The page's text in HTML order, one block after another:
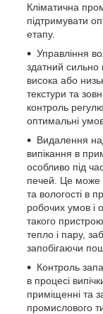
Кліматична
підтримувати
етапу.
Управління
здатний сильно
висока або
текстури та
контроль
оптимальні
Видалення
випікання в
особливо під
печей. Це може
та вологості в
робочих умов і
такого
тепло і пару,
запобігаючи
Контроль
в процесі
приміщенні та
промислового